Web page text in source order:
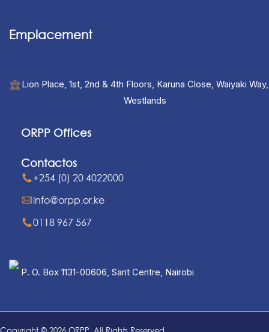
Emplacement
Lion Place, 1st, 2nd & 4th Floors, Karuna Close, Waiyaki Way,
Westlands
ORPP Offices
Contactos
+254 (0) 20 4022000
info@orpp.or.ke
0118 967 567
P. O. Box 1131-00606, Sarit Centre, Nairobi